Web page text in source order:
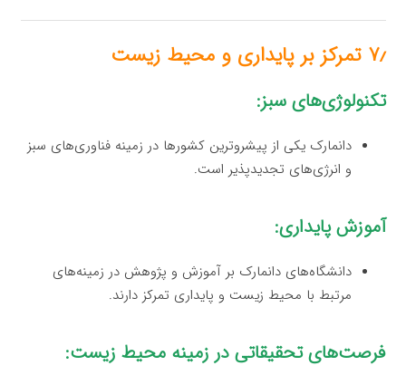
۷٫ تمرکز بر پایداری و محیط زیست
تکنولوژی‌های سبز:
دانمارک یکی از پیشروترین کشورها در زمینه فناوری‌های سبز
و انرژی‌های تجدیدپذیر است.
آموزش پایداری:
دانشگاه‌های دانمارک بر آموزش و پژوهش در زمینه‌های
مرتبط با محیط زیست و پایداری تمرکز دارند.
فرصت‌های تحقیقاتی در زمینه محیط زیست: